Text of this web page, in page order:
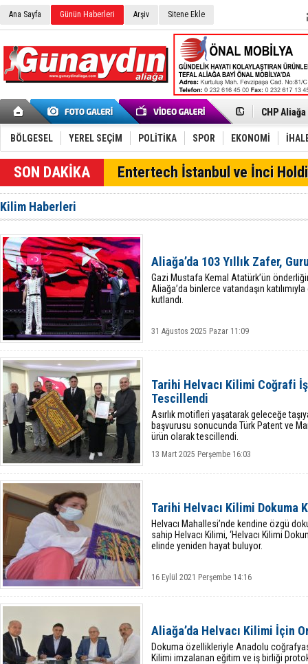
Ana Sayfa Günün Haberleri Arşiv Sitene Ekle
İzmir'in
CHP
Çağrısı
Onat
Menemen
Aliağa'da
Furkan
Chp
AK Parti
Trafiği
Aliağa'daki
Chp
BÖLGESEL YEREL SEÇİM POLİTİKA SPOR EKONOMİ
SON DAKİKA Entertech İstanbul ve İnci
Kilim Haberleri
Aliağa’da 103 Yıllık Zafer,
Gazi Mustafa Kemal Atatürk’ün
Aliağa’da binlerce vatandaşın
kutlandı.
31 Ağustos 2025 Pazar 11:09
Tarihi Helvacı Kilimi Coğrafi
Tescillendi
Asırlık motifleri yaşatarak geleceğe
başvurusu sonucunda Türk Patent ve
ürün olarak tescillendi.
13 Mart 2025 Perşembe 16:03
Tarihi Helvacı Kilimi Dokuma
Helvacı Mahallesi’nde kendine özgü
sahip Helvacı Kilimi, ‘Helvacı Kilimi
elinde yeniden hayat buluyor.
16 Eylül 2021 Perşembe 14:16
Aliağa’da Helvacı Kilimi İçin
Dokuma özellikleriyle Anadolu
Kilimi imzalanan eğitim ve iş birliği